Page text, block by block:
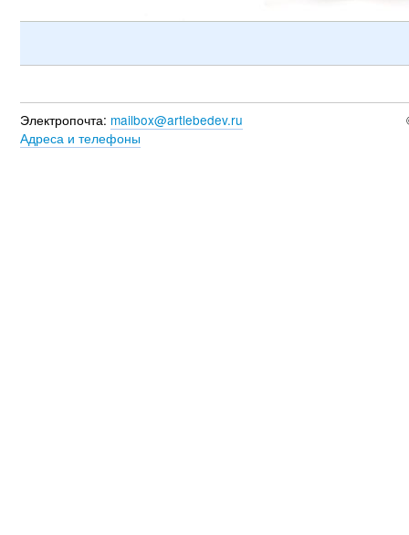
Электропочта: mailbox@artlebedev.ru
Адреса и телефоны